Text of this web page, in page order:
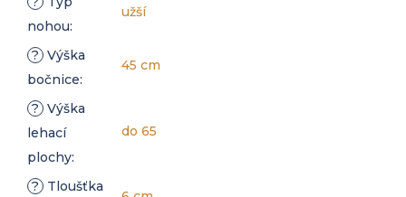
nohou:
užší
? Výška
bočnice:
45 cm
? Výška
lehací
plochy:
do 65
? Tloušťka